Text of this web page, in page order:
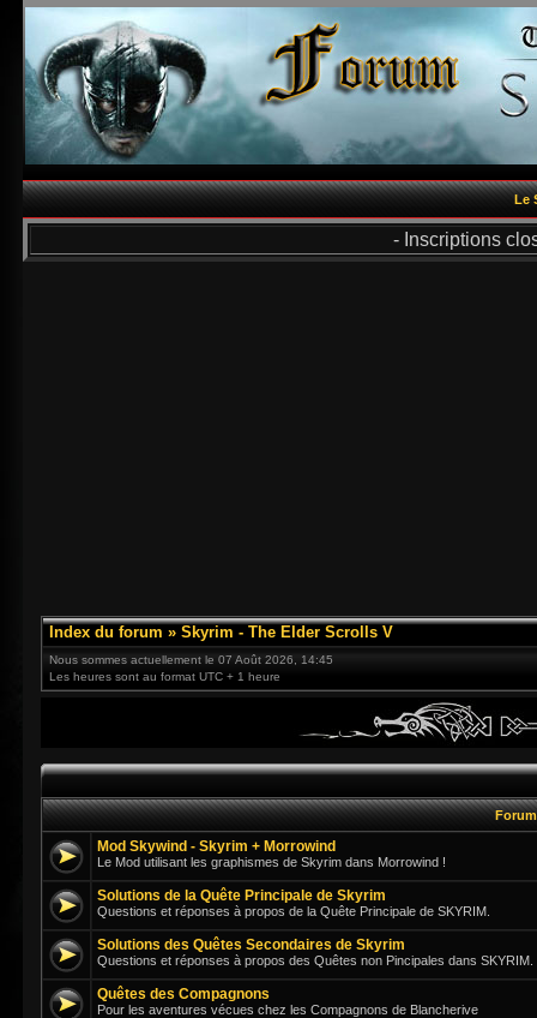
Le
- Inscriptions
Index du forum » Skyrim - The Elder Scrolls V
Nous sommes actuellement le 07 Août 2026, 14:45
Les heures sont au format UTC + 1 heure
Mod Skywind - Skyrim + Morrowind
Le Mod utilisant les graphismes de Skyrim dans Morrowind !
Solutions de la Quête Principale de Skyrim
Questions et réponses à propos de la Quête Principale de SKYRIM.
Solutions des Quêtes Secondaires de Skyrim
Questions et réponses à propos des Quêtes non Pincipales dans SKYRIM.
Quêtes des Compagnons
Pour les aventures vécues chez les Compagnons de Blancherive